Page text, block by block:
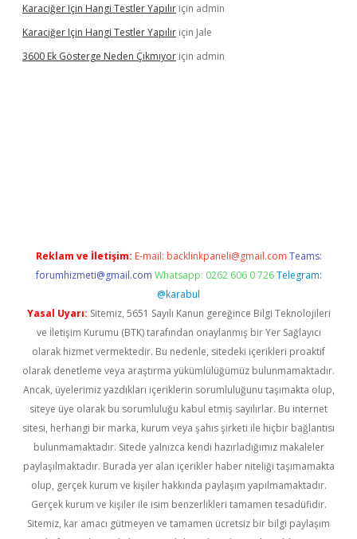
Karaciğer Için Hangi Testler Yapılır için admin
Karaciğer Için Hangi Testler Yapılır için Jale
3600 Ek Gösterge Neden Çıkmıyor için admin
Reklam ve İletişim: E-mail: backlinkpaneli@gmail.com Teams:
forumhizmeti@gmail.com Whatsapp: 0262 606 0 726 Telegram:
@karabul
Yasal Uyarı: Sitemiz, 5651 Sayılı Kanun gereğince Bilgi Teknolojileri
ve İletişim Kurumu (BTK) tarafından onaylanmış bir Yer Sağlayıcı
olarak hizmet vermektedir. Bu nedenle, sitedeki içerikleri proaktif
olarak denetleme veya araştırma yükümlülüğümüz bulunmamaktadır.
Ancak, üyelerimiz yazdıkları içeriklerin sorumluluğunu taşımakta olup,
siteye üye olarak bu sorumluluğu kabul etmiş sayılırlar. Bu internet
sitesi, herhangi bir marka, kurum veya şahıs şirketi ile hiçbir bağlantısı
bulunmamaktadır. Sitede yalnızca kendi hazırladığımız makaleler
paylaşılmaktadır. Burada yer alan içerikler haber niteliği taşımamakta
olup, gerçek kurum ve kişiler hakkında paylaşım yapılmamaktadır.
Gerçek kurum ve kişiler ile isim benzerlikleri tamamen tesadüfidir.
Sitemiz, kar amacı gütmeyen ve tamamen ücretsiz bir bilgi paylaşım